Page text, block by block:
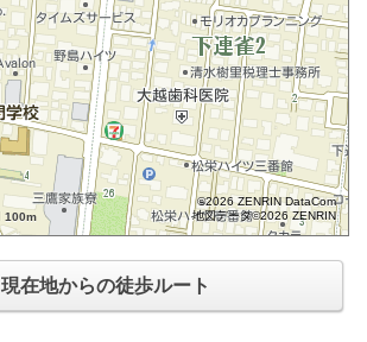
100m
©2026 ZENRIN DataCom
地図データ©2026 ZENRIN
現在地からの徒歩ルート